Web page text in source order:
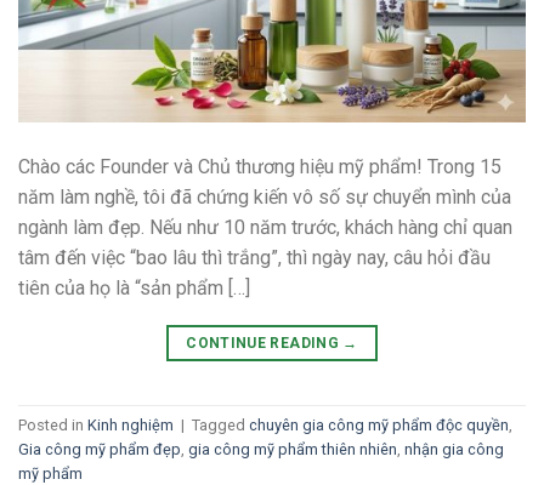
Chào các Founder và Chủ thương hiệu mỹ phẩm! Trong 15
năm làm nghề, tôi đã chứng kiến vô số sự chuyển mình của
ngành làm đẹp. Nếu như 10 năm trước, khách hàng chỉ quan
tâm đến việc “bao lâu thì trắng”, thì ngày nay, câu hỏi đầu
tiên của họ là “sản phẩm […]
CONTINUE READING →
Posted in Kinh nghiệm | Tagged chuyên gia công mỹ phẩm độc quyền,
Gia công mỹ phẩm đẹp, gia công mỹ phẩm thiên nhiên, nhận gia công
mỹ phẩm